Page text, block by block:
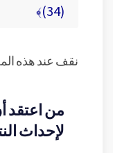
(34)﴾
نقف عند هذه
من اعتقد
لإحداث